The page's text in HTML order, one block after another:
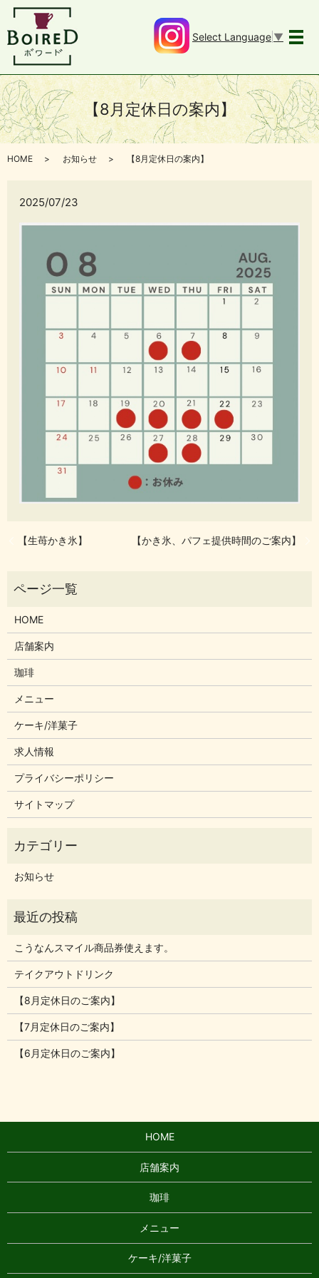
メ
Select Language ▼
【8月定休日の案内】
HOME お知らせ 【8月定休日の案内】
2025/07/23
【生苺かき氷】 【かき氷、パフェ提供時間のご案内】
HOME
店舗案内
珈琲
メニュー
ケーキ/洋菓子
求人情報
プライバシーポリシー
サイトマップ
お知らせ
こうなんスマイル商品券使えます。
テイクアウトドリンク
【8月定休日のご案内】
【7月定休日のご案内】
【6月定休日のご案内】
HOME
店舗案内
珈琲
メニュー
ケーキ/洋菓子